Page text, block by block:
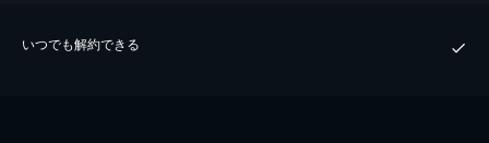
いつでも解約できる